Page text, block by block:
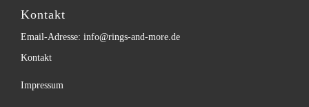
Kontakt
Email-Adresse: info@rings-and-more.de
Kontakt
Impressum